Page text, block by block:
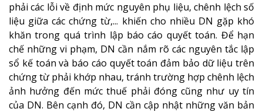
phải các lỗi về định mức nguyên phụ liệu, chênh lệch số
liệu giữa các chứng từ,... khiến cho nhiều DN gặp khó
khăn trong quá trình lập báo cáo quyết toán. Để hạn
chế những vi phạm, DN cần nắm rõ các nguyên tắc lập
sổ kế toán và báo cáo quyết toán đảm bảo dữ liệu trên
chứng từ phải khớp nhau, tránh trường hợp chênh lệch
ảnh hưởng đến mức thuế phải đóng cũng như uy tín
của DN. Bên cạnh đó, DN cần cập nhật những văn bản